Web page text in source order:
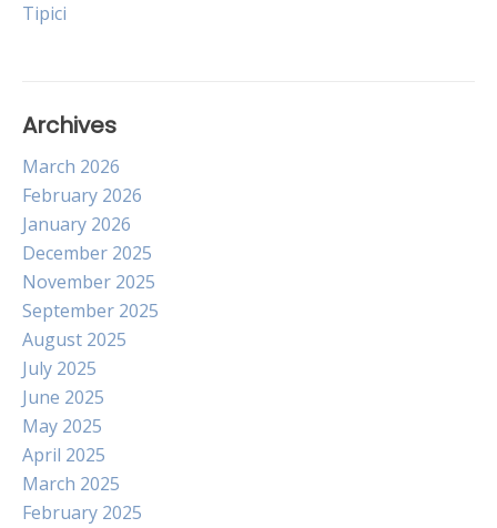
navigation
Tipici
Archives
March 2026
February 2026
January 2026
December 2025
November 2025
September 2025
August 2025
July 2025
June 2025
May 2025
April 2025
March 2025
February 2025